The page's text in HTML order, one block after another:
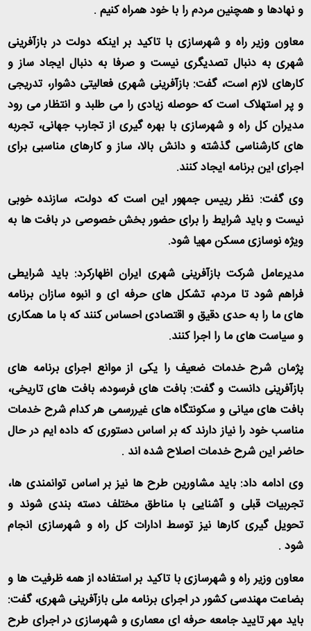
و نهادها و همچنین مردم را با خود همراه کنیم .
معاون وزیر راه و شهرسازی با تاکید بر اینکه دولت در بازآفرینی
شهری به دنبال تصدیگری نیست و صرفا به دنبال ایجاد ساز و
کارهای لازم است، گفت: بازآفرینی شهری فعالیتی دشوار، تدریجی
و پر استهلاک است که حوصله زیادی را می طلبد و انتظار می رود
مدیران کل راه و شهرسازی با بهره گیری از تجارب جهانی، تجربه
های کارشناسی گذشته و دانش بالا، ساز و کارهای مناسبی برای
اجرای این برنامه ایجاد کنند.
وی گفت: نظر رییس جمهور این است که دولت، سازنده خوبی
نیست و باید شرایط را برای حضور بخش خصوصی در بافت ها به
ویژه نوسازی مسکن مهیا شود.
مدیرعامل شرکت بازآفرینی شهری ایران اظهارکرد: باید شرایطی
فراهم شود تا مردم، تشکل های حرفه ای و انبوه سازان برنامه
های ما را به حدی دقیق و اقتصادی احساس کنند که با ما همکاری
و سیاست های ما را اجرا کنند.
پژمان شرح خدمات ضعیف را یکی از موانع اجرای برنامه های
بازآفرینی دانست و گفت: بافت های فرسوده، بافت های تاریخی،
بافت های میانی و سکونتگاه های غیررسمی هر کدام شرح خدمات
مناسب خود را نیاز دارند که بر اساس دستوری که داده ایم در حال
حاضر این شرح خدمات اصلاح شده اند .
وی ادامه داد: باید مشاورین طرح ها نیز بر اساس توانمندی ها،
تجربیات قبلی و آشنایی با مناطق مختلف دسته بندی شوند و
تحویل گیری کارها نیز توسط ادارات کل راه و شهرسازی انجام
شود .
معاون وزیر راه و شهرسازی با تاکید بر استفاده از همه ظرفیت ها و
بضاعت مهندسی کشور در اجرای برنامه ملی بازآفرینی شهری، گفت:
باید مهر تایید جامعه حرفه ای معماری و شهرسازی در اجرای طرح